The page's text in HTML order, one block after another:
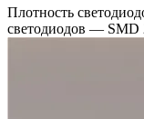
Плотность
светодиодов — SMD